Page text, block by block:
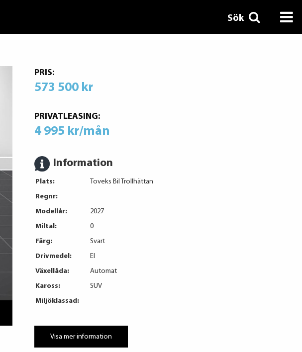
Sök
PRIS:
573 500 kr
PRIVATLEASING:
4 995 kr/mån
Information
Plats:
Toveks Bil Trollhättan
Regnr:
Modellår:
2027
Miltal:
0
Färg:
Svart
Drivmedel:
El
Växellåda:
Automat
Kaross:
SUV
Miljöklassad:
Visa mer information